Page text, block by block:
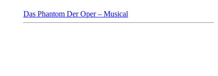
Das Phantom Der Oper – Musical